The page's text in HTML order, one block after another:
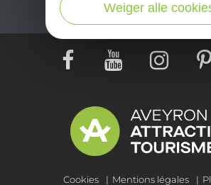
Cookies Mentions légales
Weiger alle